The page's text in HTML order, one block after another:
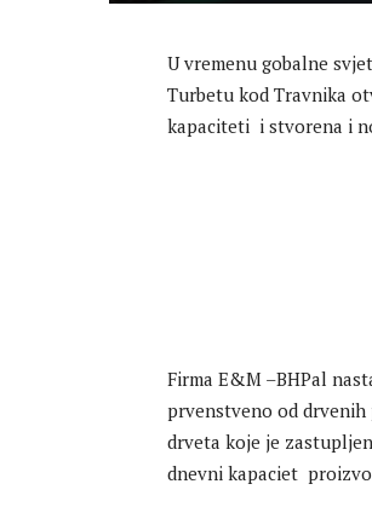
U vremenu gobalne
Turbetu kod Travnika
kapaciteti i stvorena i
Firma E&M –BHPal
prvenstveno od drvenih
drveta koje je
dnevni kapaciet